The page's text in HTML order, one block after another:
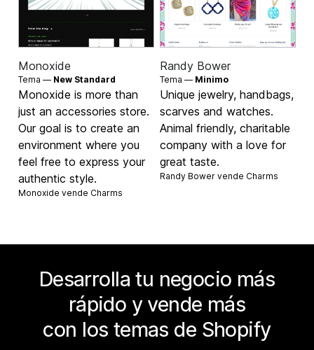
Monoxide
Tema — New Standard
Monoxide is more than
just an accessories store.
Our goal is to create an
environment where you
feel free to express your
authentic style.
Monoxide vende Charms
Randy Bower
Tema — Minimo
Unique jewelry, handbags,
scarves and watches.
Animal friendly, charitable
company with a love for
great taste.
Randy Bower vende Charms
Desarrolla tu negocio más
rápido y vende más
con los temas de Shopify